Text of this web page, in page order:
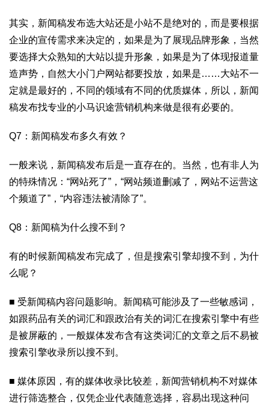
其实，新闻稿发布选大站还是小站不是绝对的，而是要根据
企业的宣传需求来决定的，如果是为了展现品牌形象，当然
要选择大众熟知的大站以提升形象，如果是为了体现报道量
造声势，自然大小门户网站都要投放，如果是……大站不一
定就是最好的，不同的领域有不同的优质媒体，所以，新闻
稿发布找专业的小马识途营销机构来做是很有必要的。
Q7：新闻稿发布多久有效？
一般来说，新闻稿发布后是一直存在的。当然，也有非人为
的特殊情况：“网站死了”，“网站频道删减了，网站不运营这
个频道了”，“内容违法被清除了”。
Q8：新闻稿为什么搜不到？
有的时候新闻稿发布完成了，但是搜索引擎却搜不到，为什
么呢？
■ 受新闻稿内容问题影响。新闻稿可能涉及了一些敏感词，
如跟药品有关的词汇和跟政治有关的词汇在搜索引擎中有些
是被屏蔽的，一般媒体发布含有这类词汇的文章之后不易被
搜索引擎收录所以搜不到。
■ 媒体原因，有的媒体收录比较差，新闻营销机构不对媒体
进行筛选整合，仅凭企业代表随意选择，容易出现这种问